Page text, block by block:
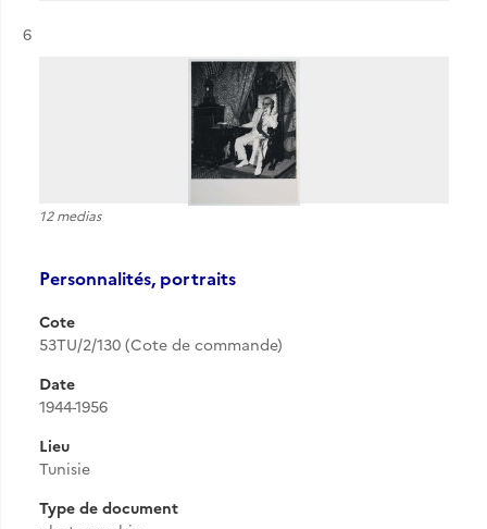
Résultat n°
6
12 medias
Personnalités, portraits
Cote
53TU/2/130 (Cote de commande)
Date
1944-1956
Lieu
Tunisie
Type de document